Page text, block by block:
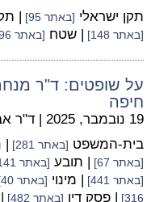
תקן ישראלי [באתר 95] |
[באתר 148] | שטח [באתר 396]
על שופטים: ד"ר
חיפה
19 נובמבר, 2025 | ד"ר
בית-המשפט [באתר 281] |
[באתר 67] | תובע [באתר 141]
[באתר 441] | מינוי [באתר 40]
316]
| פסק דין [באתר 482]